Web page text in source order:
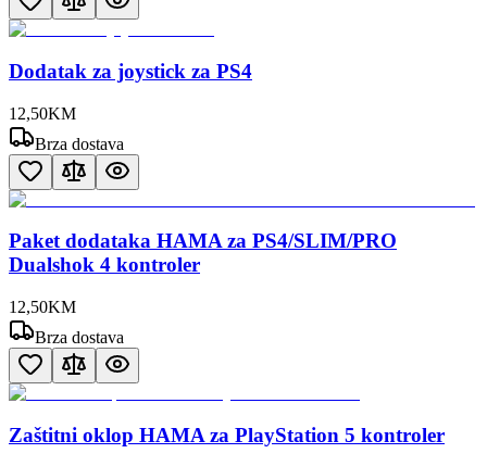
Dodatak za joystick za PS4
12,50KM
Brza dostava
Paket dodataka HAMA za PS4/SLIM/PRO
Dualshok 4 kontroler
12,50KM
Brza dostava
Zaštitni oklop HAMA za PlayStation 5 kontroler